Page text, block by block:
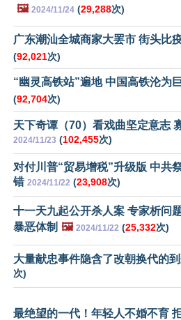
🖼️ 2024/11/24 (29,288次)
广东潮汕全城商家大罢市 街头比
(92,021次)
“幽灵高铁站”遍地 中国高铁沦为
(92,704次)
天下奇谭（70）看戏曲坚定意志
2024/11/23 (102,455次)
对付川普“贸易增税”升级版 中共
错 2024/11/22 (23,908次)
十一天九起公开杀人案 专家析问
暴恶体制 🖼️ 2024/11/22 (25,332次)
大量献忠事件隐含了改朝换代的到
次)
最绝望的一代！年轻人不婚不育